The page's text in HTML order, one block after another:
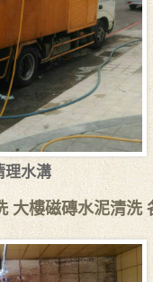
理水溝
大樓磁磚水泥清洗